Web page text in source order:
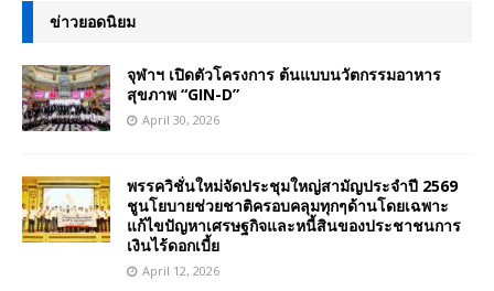
ข่าวยอดนิยม
จุฬาฯ เปิดตัวโครงการ ต้นแบบนวัตกรรมอาหาร
สุขภาพ “GIN-D”
April 30, 2026
พรรควิชั่นใหม่จัดประชุมใหญ่สามัญประจำปี 2569
ชูนโยบายช่วยชาติครอบคลุมทุกๆด้านโดยเฉพาะ
แก้ไขปัญหาเศรษฐกิจและหนี้สินของประชาชนการ
เงินไร้ดอกเบี้ย
April 12, 2026